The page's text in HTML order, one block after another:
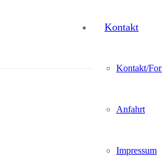
Kontakt
Kontakt/
Anfahrt
Impressum